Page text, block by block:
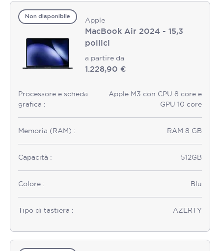
Non disponibile Apple
MacBook Air 2024 - 15,3
pollici
a partire da
1.228,90 €
Processore e scheda
grafica :
Apple M3 con CPU 8 core e
GPU 10 core
Memoria (RAM) : RAM 8 GB
Capacità : 512GB
Colore : Blu
Tipo di tastiera : AZERTY